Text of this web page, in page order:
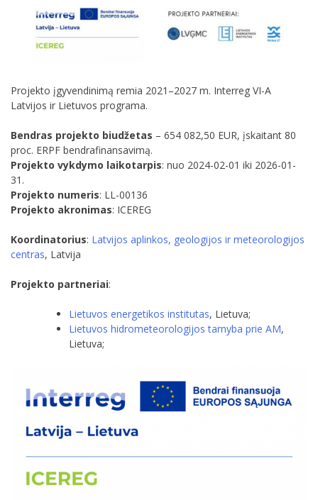
Projekto įgyvendinimą remia 2021–2027 m. Interreg VI-A
Latvijos ir Lietuvos programa.
Bendras projekto biudžetas – 654 082,50 EUR, įskaitant 80
proc. ERPF bendrafinansavimą.
Projekto vykdymo laikotarpis: nuo 2024-02-01 iki 2026-01-
31.
Projekto numeris: LL-00136
Projekto akronimas: ICEREG
Koordinatorius: Latvijos aplinkos, geologijos ir meteorologijos
centras, Latvija
Projekto partneriai:
Lietuvos energetikos institutas, Lietuva;
Lietuvos hidrometeorologijos tarnyba prie AM,
Lietuva;